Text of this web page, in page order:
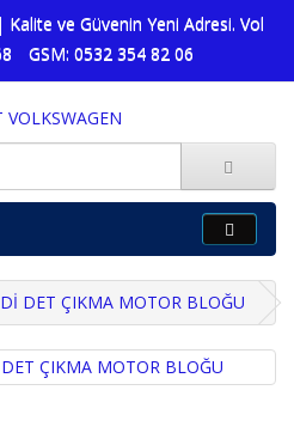
ve Güvenin Yeni Adresi.
GSM: 0532 354 82 06
DET ÇIKMA MOTOR BLOĞU